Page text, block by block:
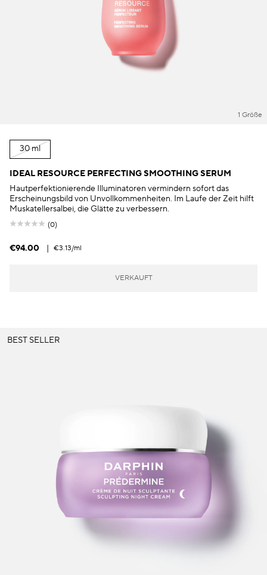
1 Größe
30 ml
IDEAL RESOURCE PERFECTING SMOOTHING SERUM
Hautperfektionierende Illuminatoren vermindern sofort das
Erscheinungsbild von Unvollkommenheiten. Im Laufe der Zeit hilft
Muskatellersalbei, die Glätte zu verbessern.
(0)
€94.00 | €3.13/ml
VERKAUFT
BEST SELLER